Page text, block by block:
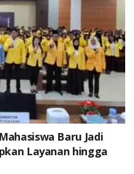
Baru Jadi
Layanan hingga